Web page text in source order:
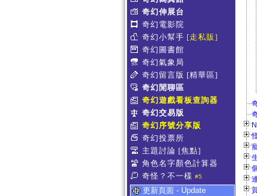
奇幻伸展台
奇幻電影院
奇幻小幫手 [走私販]
奇幻圖書館
奇幻氣象局
奇幻留言版 [精華區]
奇幻閒聊區
奇幻遊戲看板查詢器
奇幻交易版
奇幻序號分享版
奇幻投票所
主題討論 [焦點]
角色名字顏色計算器
奇怪？不一樣 #5
更新頁面 - Update